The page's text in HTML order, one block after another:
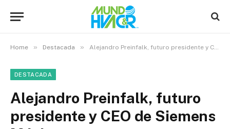
Home » Destacada » Alejandro Preinfalk, futuro presidente y CEO de Siemens México
DESTACADA
Alejandro Preinfalk, futuro
presidente y CEO de Siemens